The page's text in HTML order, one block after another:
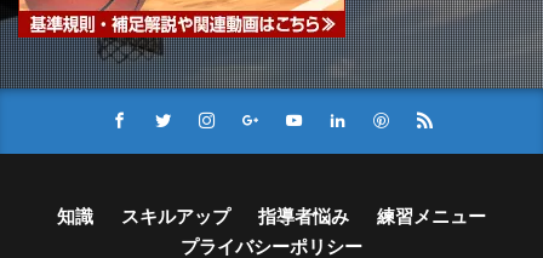
知識 スキルアップ 指導者悩み
練習メニュー
プライバシーポリシー